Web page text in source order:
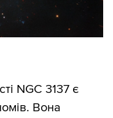
NGC 3137 є
Вона